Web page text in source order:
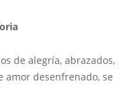
de alegría, abrazados,
amor desenfrenado, se